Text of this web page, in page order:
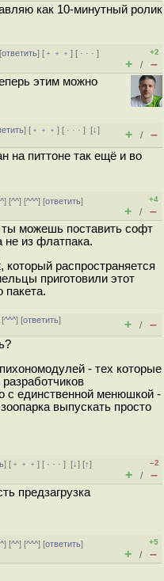
как 10-минутный ролик
ответить] [ ﹢﹢﹢] [ · · ·]
+2
+ / –
этим можно
] [ ﹢﹢﹢] [ · · ·][↓]
+ / –
на питтоне так ещё и во
^] [^^] [^^^] [ответить]
+4
+ / –
можешь поставить софт
не из флатпака.
распространяется
приготовили этот
пакета.
[^^^] [ответить]
+ / –
- тех которые
с единственной менюшкой -
выпускать просто
] [ ﹢﹢﹢] [ · · ·][↓] [↑]
–2
+ / –
предзагрузка
^] [^^] [^^^] [ответить]
+5
+ / –